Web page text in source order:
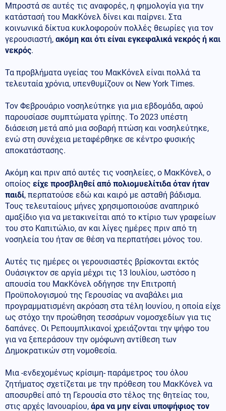
Μπροστά σε αυτές τις αναφορές, η φημολογία για την
κατάστασή του ΜακΚόνελ δίνει και παίρνει. Στα
κοινωνικά δίκτυα κυκλοφορούν πολλές θεωρίες για τον
γερουσιαστή, ακόμη και ότι είναι εγκεφαλικά νεκρός ή και
νεκρός.
Τα προβλήματα υγείας του ΜακΚόνελ είναι πολλά τα
τελευταία χρόνια, υπενθυμίζουν οι New York Times.
Τον Φεβρουάριο νοσηλεύτηκε για μια εβδομάδα, αφού
παρουσίασε συμπτώματα γρίπης. Το 2023 υπέστη
διάσειση μετά από μια σοβαρή πτώση και νοσηλεύτηκε,
ενώ στη συνέχεια μεταφέρθηκε σε κέντρο φυσικής
αποκατάστασης.
Ακόμη και πριν από αυτές τις νοσηλείες, ο ΜακKόνελ, ο
οποίος είχε προσβληθεί από πολιομυελίτιδα όταν ήταν
παιδί, περπατούσε εδώ και καιρό με ασταθή βάδισμα.
Τους τελευταίους μήνες χρησιμοποιούσε αναπηρικό
αμαξίδιο για να μετακινείται από το κτίριο των γραφείων
του στο Καπιτώλιο, αν και λίγες ημέρες πριν από τη
νοσηλεία του ήταν σε θέση να περπατήσει μόνος του.
Αυτές τις ημέρες οι γερουσιαστές βρίσκονται εκτός
Ουάσιγκτον σε αργία μέχρι τις 13 Ιουλίου, ωστόσο η
απουσία του ΜακΚόνελ οδήγησε την Επιτροπή
Προϋπολογισμού της Γερουσίας να αναβάλει μια
προγραμματισμένη ακρόαση στα τέλη Ιουνίου, η οποία είχε
ως στόχο την προώθηση τεσσάρων νομοσχεδίων για τις
δαπάνες. Οι Ρεπουμπλικανοί χρειάζονται την ψήφο του
για να ξεπεράσουν την ομόφωνη αντίθεση των
Δημοκρατικών στη νομοθεσία.
Μια -ενδεχομένως κρίσιμη- παράμετρος του όλου
ζητήματος σχετίζεται με την πρόθεση του ΜακΚόνελ να
αποσυρθεί από τη Γερουσία στο τέλος της θητείας του,
στις αρχές Ιανουαρίου, άρα να μην είναι υποψήφιος τον